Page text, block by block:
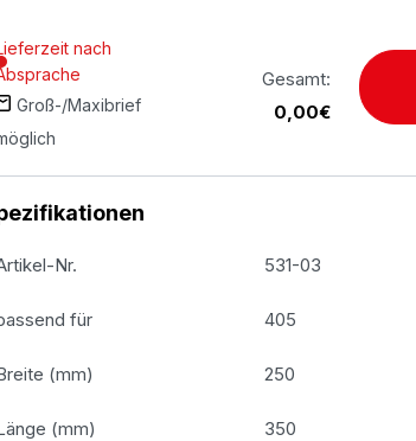
nach
Groß-/Maxibrief
Gesamt:
0,00€
Nr. 531-03
für 405
(mm) 250
(mm) 350